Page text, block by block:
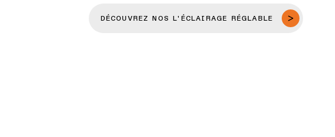
DÉCOUVREZ NOS L'ÉCLAIRAGE RÉGLABLE